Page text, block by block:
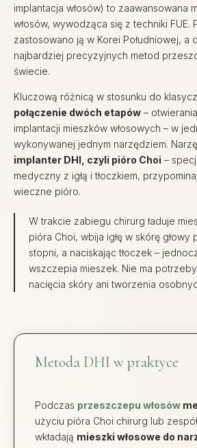
implantacja włosów) to zaawansowana
włosów, wywodząca się z techniki FUE.
zastosowano ją w Korei Południowej, a
najbardziej precyzyjnych metod
świecie.
Kluczową różnicą w stosunku do
połączenie dwóch etapów –
implantacji mieszków włosowych – w
wykonywanej jednym narzędziem.
implanter DHI, czyli pióro Choi –
medyczny z igłą i tłoczkiem,
wieczne pióro.
W trakcie zabiegu chirurg ładuje
pióra Choi, wbija igłę w skórę głowy
stopni, a naciskając tłoczek –
wszczepia mieszek. Nie ma
nacięcia skóry ani tworzenia
Metoda DHI w praktyce
Podczas przeszczepu włosów
użyciu pióra Choi chirurg lub
wkładają mieszki włosowe do